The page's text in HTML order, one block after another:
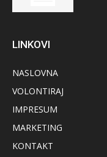
LINKOVI
NASLOVNA
VOLONTIRAJ
IMPRESUM
MARKETING
KONTAKT